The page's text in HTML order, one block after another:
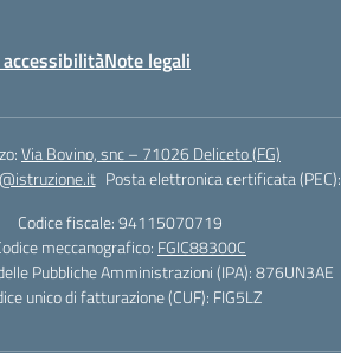
Note legali
Via Bovino, snc – 71026 Deliceto (FG)
Posta elettronica certificata (PEC):
Codice fiscale: 94115070719
meccanografico: FGIC88300C
Pubbliche Amministrazioni (IPA): 876UN3AE
unico di fatturazione (CUF): FIG5LZ